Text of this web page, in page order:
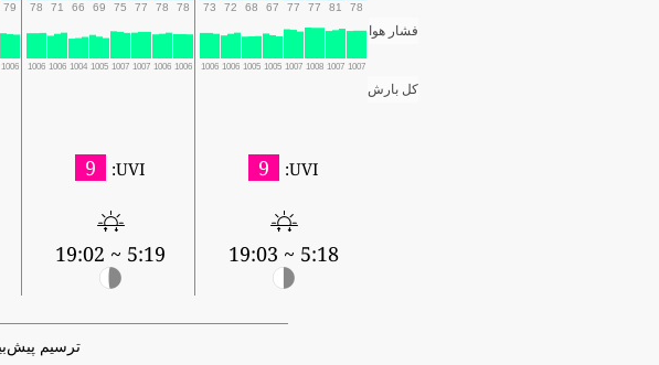
78
81
77
77
67
68
72
73
78
78
77
75
69
66
71
78
79
فشار هوا
1007
1007
1008
1007
1005
1005
1006
1006
1006
1006
1007
1007
1005
1004
1006
1006
1006
کل بارش
UVI:
9
5:18 ~ 19:03
UVI:
9
5:19 ~ 19:02
ترسیم پیش‌بینی با استفاده از منطقه زمانی +09:00